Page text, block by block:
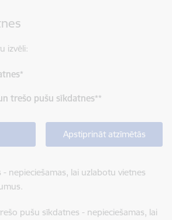
izvēli:
*
trešo pušu sīkdatnes**
Apstiprināt atzīmētās
nepieciešamas, lai uzlabotu vietnes
pušu sīkdatnes - nepieciešamas, lai